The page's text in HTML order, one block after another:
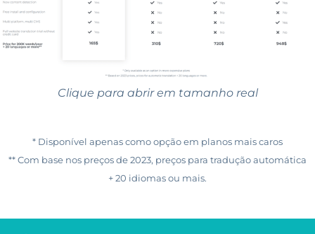
Clique para abrir em tamanho real
* Disponível apenas como opção em planos mais caros
** Com base nos preços de 2023, preços para tradução automática
+ 20 idiomas ou mais.